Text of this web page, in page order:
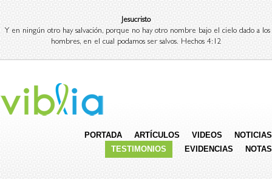
Jesucristo
Y en ningún otro hay salvación, porque no hay otro nombre bajo el cielo dado a los
hombres, en el cual podamos ser salvos. Hechos 4:12
PORTADA ARTÍCULOS VIDEOS
NOTICIAS
TESTIMONIOS
EVIDENCIAS NOTAS